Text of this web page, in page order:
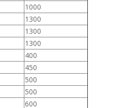
1000
1300
1300
1300
400
450
500
500
600